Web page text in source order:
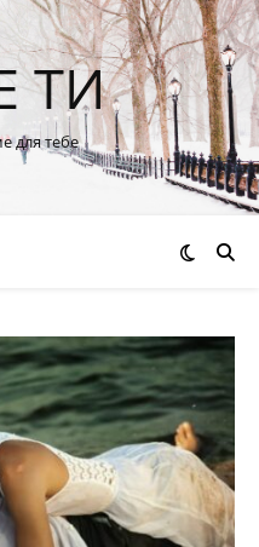
ТИ
для тебе